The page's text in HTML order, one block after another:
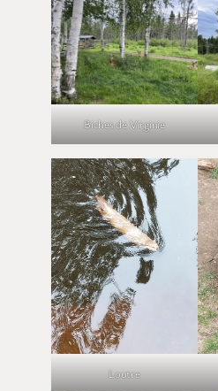
Biches de Virginie
Loutre